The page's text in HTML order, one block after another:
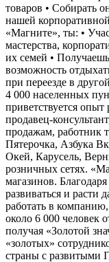
товаров • Собирать
нашей
«Магните», ты: •
мастерства,
их семей •
возможность
при переезде в
4 000 населенных
приветствуется
продавец-
продажам, работник
Пятерочка, Азбука
Окей, Карусель,
розничных сетях.
магазинов.
развиваться и
работать в
около 6 000 человек
получая «Золотой
«золотых»
страны с развитыми